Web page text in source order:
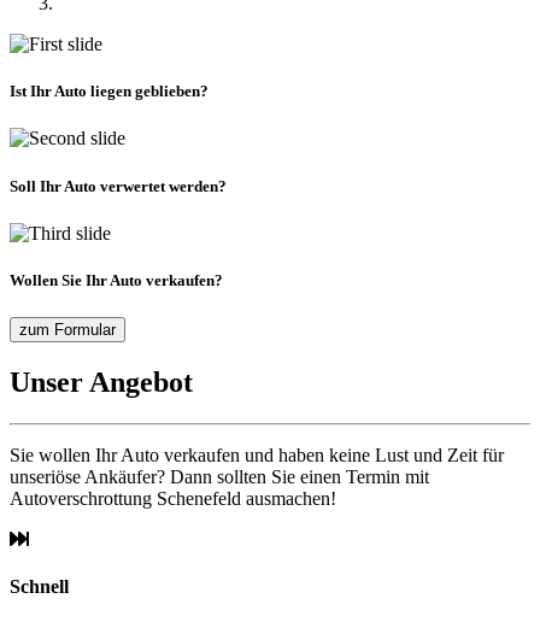
Ist Ihr Auto liegen geblieben?
Soll Ihr Auto verwertet werden?
Wollen Sie Ihr Auto verkaufen?
zum Formular
Unser Angebot
Sie wollen Ihr Auto verkaufen und haben keine Lust und Zeit für
unseriöse Ankäufer? Dann sollten Sie einen Termin mit
Autoverschrottung Schenefeld ausmachen!
Schnell